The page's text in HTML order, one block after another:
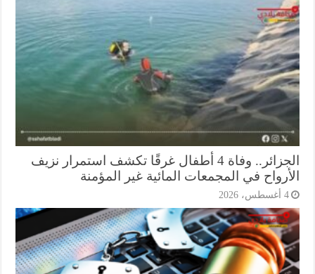
الجزائر.. وفاة 4 أطفال غرقًا تكشف استمرار نزيف
في المجمعات المائية غير المؤمنة